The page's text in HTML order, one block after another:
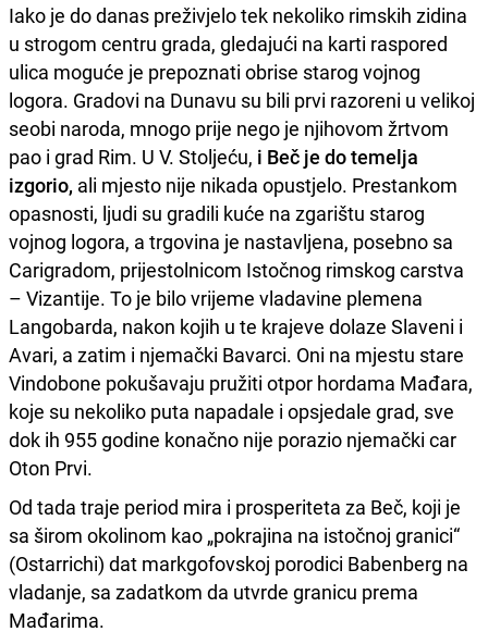
Iako je do danas preživjelo tek nekoliko rimskih zidina
u strogom centru grada, gledajući na karti raspored
ulica moguće je prepoznati obrise starog vojnog
logora. Gradovi na Dunavu su bili prvi razoreni u velikoj
seobi naroda, mnogo prije nego je njihovom žrtvom
pao i grad Rim. U V. Stoljeću, i Beč je do temelja
izgorio, ali mjesto nije nikada opustjelo. Prestankom
opasnosti, ljudi su gradili kuće na zgarištu starog
vojnog logora, a trgovina je nastavljena, posebno sa
Carigradom, prijestolnicom Istočnog rimskog carstva
– Vizantije. To je bilo vrijeme vladavine plemena
Langobarda, nakon kojih u te krajeve dolaze Slaveni i
Avari, a zatim i njemački Bavarci. Oni na mjestu stare
Vindobone pokušavaju pružiti otpor hordama Mađara,
koje su nekoliko puta napadale i opsjedale grad, sve
dok ih 955 godine konačno nije porazio njemački car
Oton Prvi.
Od tada traje period mira i prosperiteta za Beč, koji je
sa širom okolinom kao „pokrajina na istočnoj granici“
(Ostarrichi) dat markgofovskoj porodici Babenberg na
vladanje, sa zadatkom da utvrde granicu prema
Mađarima.